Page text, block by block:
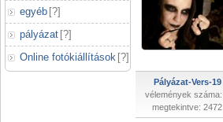
egyéb [?]
pályázat [?]
Online fotókiállítások [?]
Pályázat-Vers-19
vélemények
megtekintve: 2472